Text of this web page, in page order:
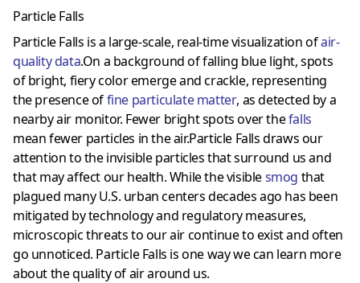
Particle Falls
Particle Falls is a large-scale, real-time visualization ofair-
quality data.On a background of falling blue light, spots
of bright, fiery color emerge and crackle, representing
the presence offine particulate matter, as detected by a
nearby air monitor. Fewer bright spots over thefalls
mean fewer particles in the air.Particle Falls draws our
attention to the invisible particles that surround us and
that may affect our health. While the visiblesmog that
plagued many U.S. urban centers decades ago has been
mitigated by technology and regulatory measures,
microscopic threats to our air continue to exist and often
go unnoticed. Particle Falls is one way we can learn more
about the quality of air around us.